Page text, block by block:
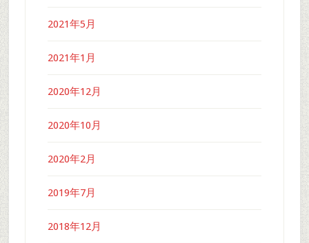
2021年5月
2021年1月
2020年12月
2020年10月
2020年2月
2019年7月
2018年12月